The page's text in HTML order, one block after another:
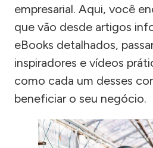
empresarial. Aqui, você
que vão desde artigos
eBooks detalhados,
inspiradores e vídeos
como cada um desses
beneficiar o seu negócio.